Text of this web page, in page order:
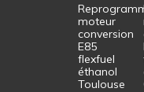
moteur
conversion
E85
flexfuel
éthanol
Toulouse